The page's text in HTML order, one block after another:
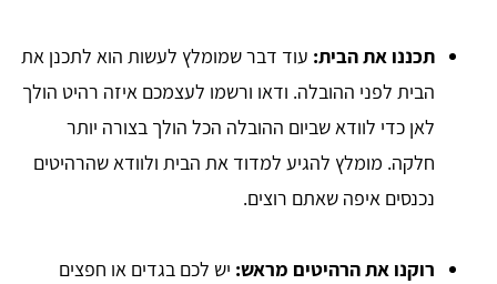
תכננו את הבית: עוד דבר שמומלץ לעשות הוא לתכנן את
הבית לפני ההובלה. ודאו ורשמו לעצמכם איזה רהיט הולך
לאן כדי לוודא שביום ההובלה הכל הולך בצורה יותר
חלקה. מומלץ להגיע למדוד את הבית ולוודא שהרהיטים
נכנסים איפה שאתם רוצים.
רוקנו את הרהיטים מראש: יש לכם בגדים או חפצים